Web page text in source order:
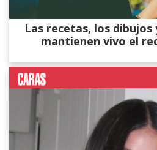
Las recetas, los dibujos
mantienen vivo el